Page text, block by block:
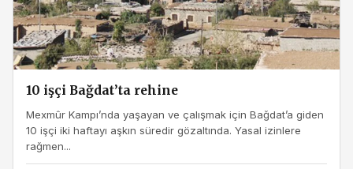
10 işçi Bağdat’ta rehine
Mexmûr Kampı’nda yaşayan ve çalışmak için Bağdat’a giden
10 işçi iki haftayı aşkın süredir gözaltında. Yasal izinlere
rağmen...